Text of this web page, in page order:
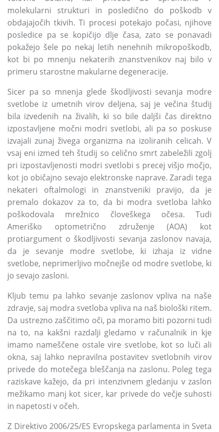
molekularni strukturi in posledično do poškodb v
obdajajočih tkivih. Ti procesi potekajo počasi, njihove
posledice pa se kopičijo dlje časa, zato se ponavadi
pokažejo šele po nekaj letih nenehnih mikropoškodb,
kot bi po mnenju nekaterih znanstvenikov naj bilo v
primeru starostne makularne degeneracije.
Sicer pa so mnenja glede škodljivosti sevanja modre
svetlobe iz umetnih virov deljena, saj je večina študij
bila izvedenih na živalih, ki so bile daljši čas direktno
izpostavljene močni modri svetlobi, ali pa so poskuse
izvajali zunaj živega organizma na izoliranih celicah. V
vsaj eni izmed teh študij so celično smrt zabeležili zgolj
pri izpostavljenosti modri svetlobi s precej višjo močjo,
kot jo običajno sevajo elektronske naprave. Zaradi tega
nekateri oftalmologi in znanstveniki pravijo, da je
premalo dokazov za to, da bi modra svetloba lahko
poškodovala mrežnico človeškega očesa. Tudi
Ameriško optometrično združenje (AOA) kot
protiargument o škodljivosti sevanja zaslonov navaja,
da je sevanje modre svetlobe, ki izhaja iz vidne
svetlobe, neprimerljivo močnejše od modre svetlobe, ki
jo sevajo zasloni.
Kljub temu pa lahko sevanje zaslonov vpliva na naše
zdravje, saj modra svetloba vpliva na naš biološki ritem.
Da ustrezno zaščitimo oči, pa moramo biti pozorni tudi
na to, na kakšni razdalji gledamo v računalnik in kje
imamo nameščene ostale vire svetlobe, kot so luči ali
okna, saj lahko nepravilna postavitev svetlobnih virov
privede do motečega bleščanja na zaslonu. Poleg tega
raziskave kažejo, da pri intenzivnem gledanju v zaslon
mežikamo manj kot sicer, kar privede do večje suhosti
in napetosti v očeh.
Z Direktivo 2006/25/ES Evropskega parlamenta in Sveta